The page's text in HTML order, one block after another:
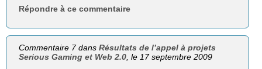
Répondre à ce commentaire
Commentaire 7 dansRésultats de l’appel à projets
Serious Gaming et Web 2.0 , le 17 septembre 2009